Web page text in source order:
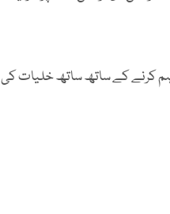
کرنے کے ساتھ ساتھ خلیات کی